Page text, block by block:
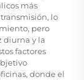
más
lo
pero
y la
factores
donde el